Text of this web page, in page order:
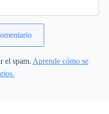
el spam. Aprende cómo se